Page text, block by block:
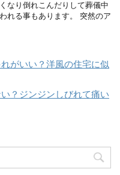
なり倒れこんだりして葬儀中
れる事もあります。 突然のア
がいい？洋風の住宅に似
？ジンジンしびれて痛い